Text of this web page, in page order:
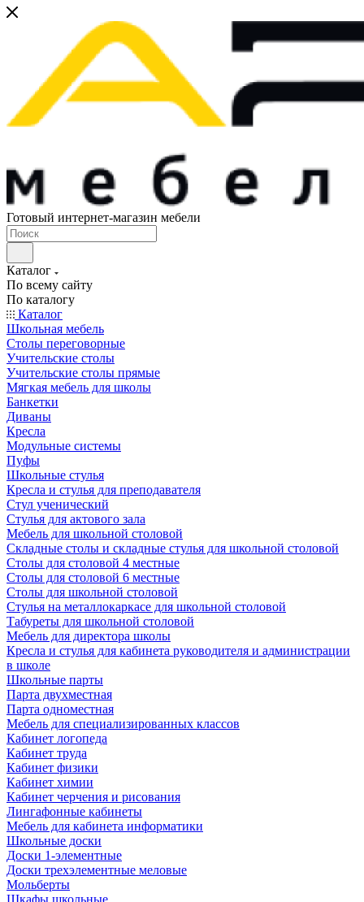
Готовый интернет-магазин мебели
Каталог
По всему сайту
По каталогу
Каталог
Школьная мебель
Столы переговорные
Учительские столы
Учительские столы прямые
Мягкая мебель для школы
Банкетки
Диваны
Кресла
Модульные системы
Пуфы
Школьные стулья
Кресла и стулья для преподавателя
Стул ученический
Стулья для актового зала
Мебель для школьной столовой
Складные столы и складные стулья для школьной столовой
Столы для столовой 4 местные
Столы для столовой 6 местные
Столы для школьной столовой
Стулья на металлокаркасе для школьной столовой
Табуреты для школьной столовой
Мебель для директора школы
Кресла и стулья для кабинета руководителя и администрации
в школе
Школьные парты
Парта двухместная
Парта одноместная
Мебель для специализированных классов
Кабинет логопеда
Кабинет труда
Кабинет физики
Кабинет химии
Кабинет черчения и рисования
Лингафонные кабинеты
Мебель для кабинета информатики
Школьные доски
Доски 1-элементные
Доски трехэлементные меловые
Мольберты
Шкафы школьные